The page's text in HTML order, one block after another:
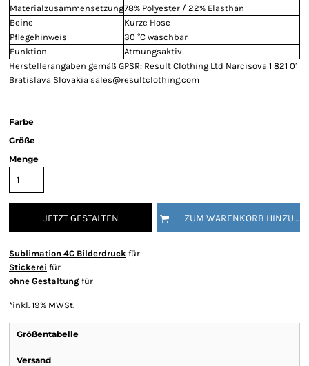
Materialzusammensetzung78% Polyester / 22% Elasthan
Beine
Kurze Hose
Pflegehinweis
30 °C waschbar
Funktion
Atmungsaktiv
Herstellerangaben gemäß GPSR: Result Clothing Ltd Narcisova 1 821 01
Bratislava Slovakia sales@resultclothing.com
Farbe
Größe
Menge
JETZT GESTALTEN ZUM WARENKORB HINZUFÜGEN
Sublimation 4C Bilderdruck für
Stickerei für
ohne Gestaltung für
*inkl. 19% MWSt.
Größentabelle
Versand